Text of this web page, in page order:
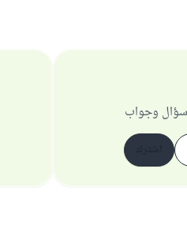
سؤال وجواب